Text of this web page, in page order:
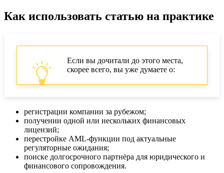
Как использовать статью на практике
Если вы дочитали до этого места,
скорее всего, вы уже думаете о:
регистрации компании за рубежом;
получении одной или нескольких финансовых
лицензий;
перестройке AML‑функции под актуальные
регуляторные ожидания;
поиске долгосрочного партнёра для юридического и
финансового сопровождения.